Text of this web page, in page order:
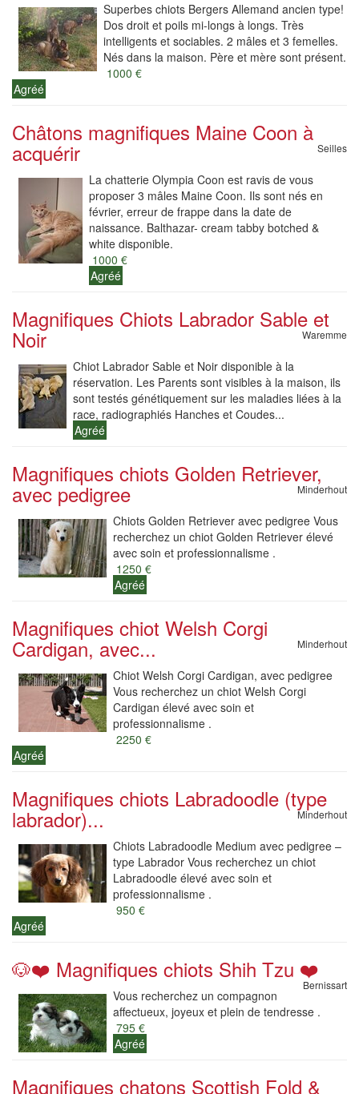
Superbes chiots Bergers Allemand ancien type!
Dos droit et poils mi-longs à longs. Très
intelligents et sociables. 2 mâles et 3 femelles.
Nés dans la maison. Père et mère sont présent.
1000 €
Agréé
Châtons magnifiques Maine Coon à
acquérir Seilles
La chatterie Olympia Coon est ravis de vous
proposer 3 mâles Maine Coon. Ils sont nés en
février, erreur de frappe dans la date de
naissance. Balthazar- cream tabby botched &
white disponible.
1000 €
Agréé
Magnifiques Chiots Labrador Sable et
Noir Waremme
Chiot Labrador Sable et Noir disponible à la
réservation. Les Parents sont visibles à la maison, ils
sont testés génétiquement sur les maladies liées à la
race, radiographiés Hanches et Coudes...
Agréé
Magnifiques chiots Golden Retriever,
avec pedigree Minderhout
Chiots Golden Retriever avec pedigree Vous
recherchez un chiot Golden Retriever élevé
avec soin et professionnalisme .
1250 €
Agréé
Magnifiques chiot Welsh Corgi
Cardigan, avec... Minderhout
Chiot Welsh Corgi Cardigan, avec pedigree
Vous recherchez un chiot Welsh Corgi
Cardigan élevé avec soin et
professionnalisme .
2250 €
Agréé
Magnifiques chiots Labradoodle (type
labrador)... Minderhout
Chiots Labradoodle Medium avec pedigree –
type Labrador Vous recherchez un chiot
Labradoodle élevé avec soin et
professionnalisme .
950 €
Agréé
🐶❤️ Magnifiques chiots Shih Tzu ❤️
Bernissart
Vous recherchez un compagnon
affectueux, joyeux et plein de tendresse .
795 €
Agréé
Magnifiques chatons Scottish Fold &